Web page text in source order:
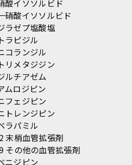
酸イソソルビド
硝酸イソソルビド
ラゼプ塩酸塩
トラピジル
コランジル
トリメタジジン
ルチアゼム
ムロジピン
フェジピン
トレンジピン
ラパミル
末梢血管拡張剤
その他の血管拡張剤
ニジピン